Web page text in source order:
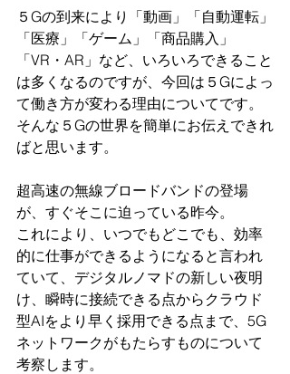
５Gの到来により「動画」「自動運転」
「医療」「ゲーム」「商品購入」
「VR・AR」など、いろいろできること
は多くなるのですが、今回は５Gによっ
て働き方が変わる理由についてです。
そんな５Gの世界を簡単にお伝えできれ
ばと思います。
超高速の無線ブロードバンドの登場
が、すぐそこに迫っている昨今。
これにより、いつでもどこでも、効率
的に仕事ができるようになると言われ
ていて、デジタルノマドの新しい夜明
け、瞬時に接続できる点からクラウド
型AIをより早く採用できる点まで、5G
ネットワークがもたらすものについて
考察します。